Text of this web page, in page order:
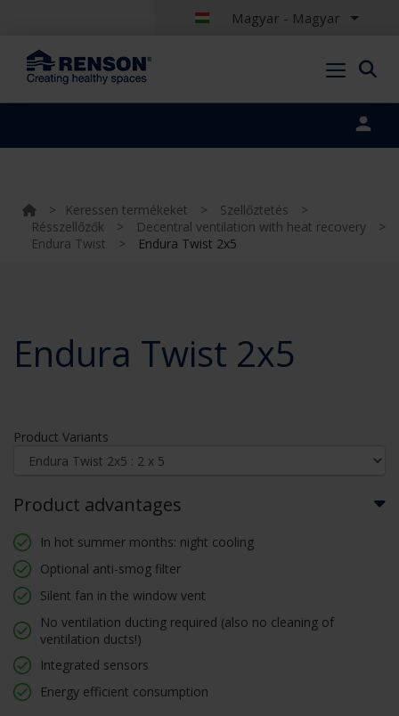
Magyar - Magyar
> Keressen termékeket > Szellőztetés
>
Résszellőzők
> Decentral ventilation with heat recovery
>
Endura Twist
> Endura Twist 2x5
Endura Twist 2x5
Product Variants
Product advantages
In hot summer months: night cooling
Optional anti-smog filter
Silent fan in the window vent
No ventilation ducting required (also no cleaning of
ventilation ducts!)
Integrated sensors
Energy efficient consumption